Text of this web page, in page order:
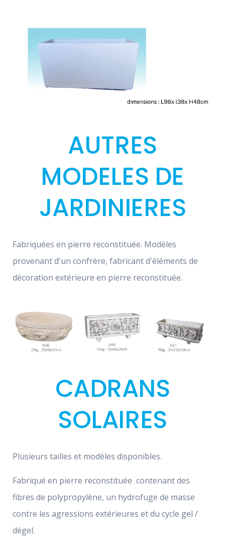
AUTRES
MODELES DE
JARDINIERES
Fabriquées en pierre reconstituée. Modèles
provenant d'un confrère, fabricant d'éléments de
décoration extérieure en pierre reconstituée.
CADRANS
SOLAIRES
Plusieurs tailles et modèles disponibles.
Fabriqué en pierre reconstituée contenant des
fibres de polypropylène, un hydrofuge de masse
contre les agressions extérieures et du cycle gel /
dégel.